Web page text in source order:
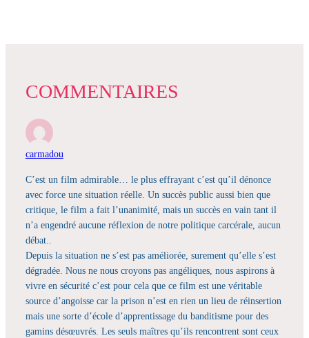
COMMENTAIRES
carmadou
C’est un film admirable… le plus effrayant c’est qu’il dénonce
avec force une situation réelle. Un succès public aussi bien que
critique, le film a fait l’unanimité, mais un succès en vain tant il
n’a engendré aucune réflexion de notre politique carcérale, aucun
débat..
Depuis la situation ne s’est pas améliorée, surement qu’elle s’est
dégradée. Nous ne nous croyons pas angéliques, nous aspirons à
vivre en sécurité c’est pour cela que ce film est une véritable
source d’angoisse car la prison n’est en rien un lieu de réinsertion
mais une sorte d’école d’apprentissage du banditisme pour des
gamins désœuvrés. Les seuls maîtres qu’ils rencontrent sont ceux